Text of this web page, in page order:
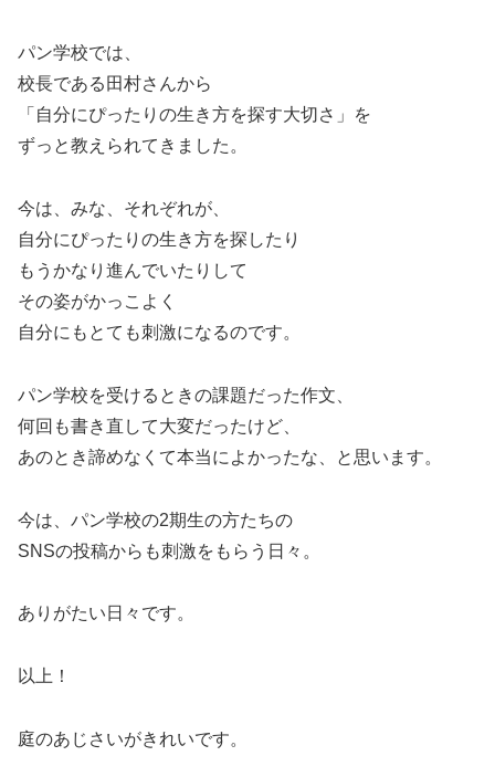
パン学校では、
校長である田村さんから
「自分にぴったりの生き方を探す大切さ」を
ずっと教えられてきました。
今は、みな、それぞれが、
自分にぴったりの生き方を探したり
もうかなり進んでいたりして
その姿がかっこよく
自分にもとても刺激になるのです。
パン学校を受けるときの課題だった作文、
何回も書き直して大変だったけど、
あのとき諦めなくて本当によかったな、と思います。
今は、パン学校の2期生の方たちの
SNSの投稿からも刺激をもらう日々。
ありがたい日々です。
以上！
庭のあじさいがきれいです。